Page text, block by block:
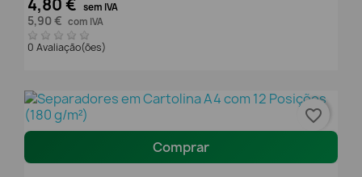
4,80 € sem IVA
5,90 € com IVA
0 Avaliação(ões)
Comprar
favorite_border